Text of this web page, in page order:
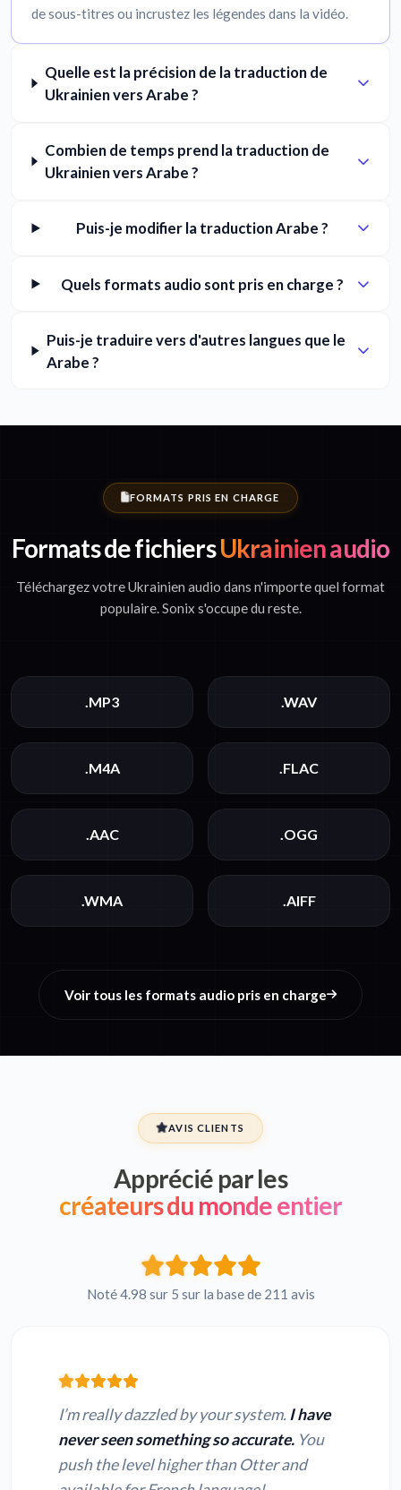
de sous-titres ou incrustez les légendes dans la vidéo.
Quelle est la précision de la traduction de
Ukrainien vers Arabe ?
Combien de temps prend la traduction de
Ukrainien vers Arabe ?
Puis-je modifier la traduction Arabe ?
Quels formats audio sont pris en charge ?
Puis-je traduire vers d'autres langues que le
Arabe ?
FORMATS PRIS EN CHARGE
Formats de fichiersUkrainien audio
Téléchargez votre Ukrainien audio dans n'importe quel format
populaire. Sonix s'occupe du reste.
.MP3 .WAV
.M4A .FLAC
.AAC .OGG
.WMA .AIFF
Voir tous les formats audio pris en charge
AVIS CLIENTS
Apprécié par les
créateurs du monde entier
Noté 4.98 sur 5 sur la base de 211 avis
I’m really dazzled by your system. I have
never seen something so accurate. You
push the level higher than Otter and